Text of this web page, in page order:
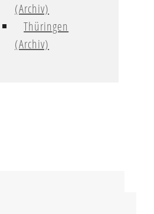
(Archiv)
Thüringen
(Archiv)